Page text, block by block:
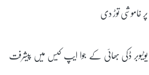
پر خاموشی توڑ دی
یوٹیوبر ڈکی بھائی کے جوا ایپ کیس میں پیشرفت